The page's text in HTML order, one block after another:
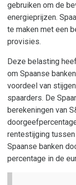
gebruiken om de
energieprijzen.
te maken met een
provisies.
Deze belasting
om Spaanse
voordeel van
spaarders. De
berekeningen van
rentestijging
Spaanse banken
percentage in de